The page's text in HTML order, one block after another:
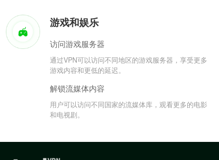
游戏和娱乐
访问游戏服务器
通过VPN可以访问不同地区的游戏服务器，享受更多
游戏内容和更低的延迟。
解锁流媒体内容
用户可以访问不同国家的流媒体库，观看更多的电影
和电视剧。